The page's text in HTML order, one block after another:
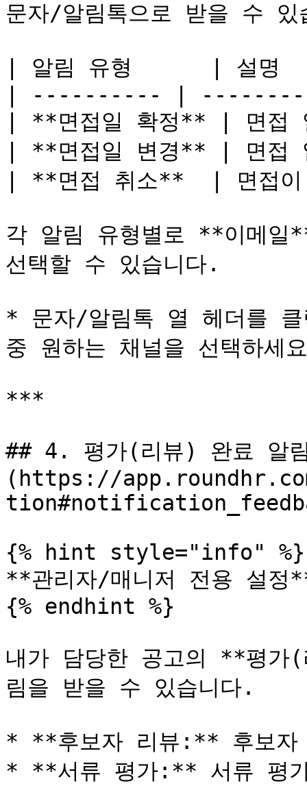
문자/알림톡으로 받을 수 있
| 알림 유형      | 설
| ---------- |
| **면접일 확정** | 면접
| **면접일 변경** | 면접
| **면접 취소**  | 면접
각 알림 유형별로 **이메
선택할 수 있습니다.
* 문자/알림톡 열 헤더를
중 원하는 채널을 선택하세
***
## 4. 평가(리뷰) 완료 알
(https://
{% hint style="info" %}
**관리자/매니저 전용 설정
{% endhint %}
내가 담당한 공고의 **평가
림을 받을 수 있습니다.
* **후보자 리뷰:** 후보자
* **서류 평가:** 서류 평